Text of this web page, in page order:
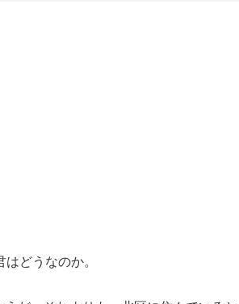
どうなのか。